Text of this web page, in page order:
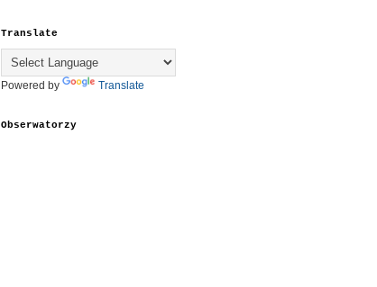
Translate
Powered by Translate
Obserwatorzy